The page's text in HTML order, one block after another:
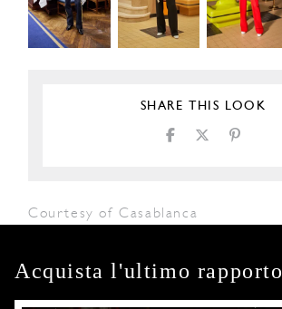
SHARE THIS LOOK
Courtesy of Casablanca
Acquista l'ultimo rapporto